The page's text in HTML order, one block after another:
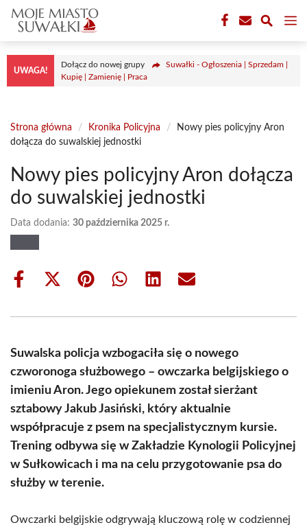
Przejdź
treści
UWAGA!
Dołącz do nowej grupy
Suwałki - Ogłoszenia | Sprzedam |
Kupię | Zamienię | Praca
Strona główna / Kronika Policyjna /
Nowy pies policyjny Aron
dołącza do suwalskiej jednostki
Nowy pies policyjny Aron dołącza
do suwalskiej jednostki
Data dodania: 30 października 2025 r.
Share
Share
(Twitter)
Share Share Share Share
Suwalska policja wzbogaciła się o nowego
czworonoga służbowego – owczarka belgijskiego o
imieniu Aron. Jego opiekunem został sierżant
sztabowy Jakub Jasiński, który aktualnie
współpracuje z psem na specjalistycznym kursie.
Trening odbywa się w Zakładzie Kynologii Policyjnej
w Sułkowicach i ma na celu przygotowanie psa do
służby w terenie.
Owczarki belgijskie odgrywają kluczową rolę w codziennej